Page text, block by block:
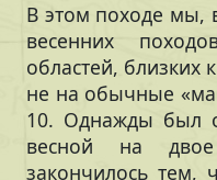
В этом походе мы,
весенних
областей, близких
не на обычные
10. Однажды был
весной на
закончилось тем,